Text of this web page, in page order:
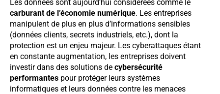
Les données sont aujourd’hui considérées comme le
carburant de l’économie numérique. Les entreprises
manipulent de plus en plus d’informations sensibles
(données clients, secrets industriels, etc.), dont la
protection est un enjeu majeur. Les cyberattaques étant
en constante augmentation, les entreprises doivent
investir dans des solutions de cybersécurité
performantes pour protéger leurs systèmes
informatiques et leurs données contre les menaces